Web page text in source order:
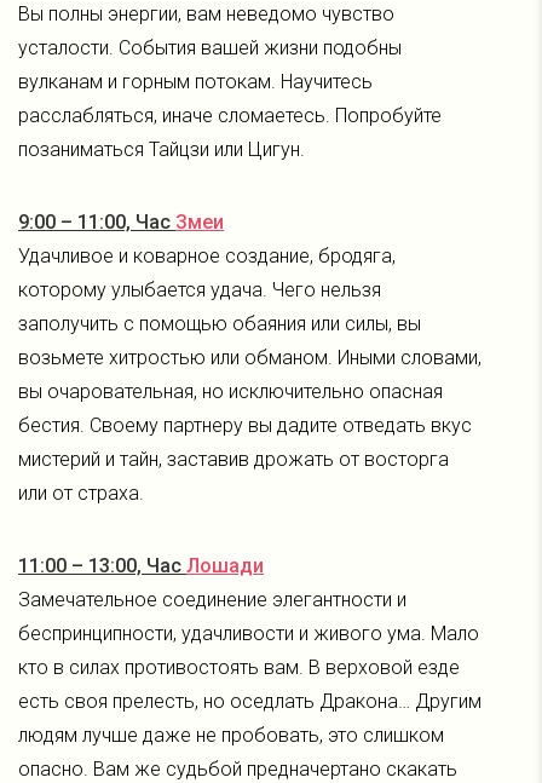
Вы полны энергии, вам неведомо чувство
усталости. События вашей жизни подобны
вулканам и горным потокам. Научитесь
расслабляться, иначе сломаетесь. Попробуйте
позаниматься Тайцзи или Цигун.
9:00 – 11:00, Час Змеи
Удачливое и коварное создание, бродяга,
которому улыбается удача. Чего нельзя
заполучить с помощью обаяния или силы, вы
возьмете хитростью или обманом. Иными словами,
вы очаровательная, но исключительно опасная
бестия. Своему партнеру вы дадите отведать вкус
мистерий и тайн, заставив дрожать от восторга
или от страха.
11:00 – 13:00, Час Лошади
Замечательное соединение элегантности и
беспринципности, удачливости и живого ума. Мало
кто в силах противостоять вам. В верховой езде
есть своя прелесть, но оседлать Дракона… Другим
людям лучше даже не пробовать, это слишком
опасно. Вам же судьбой предначертано скакать